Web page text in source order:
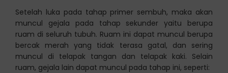
Setelah luka pada tahap primer sembuh, maka akan
muncul gejala pada tahap sekunder yaitu berupa
ruam di seluruh tubuh. Ruam ini dapat muncul berupa
bercak merah yang tidak terasa gatal, dan sering
muncul di telapak tangan dan telapak kaki. Selain
ruam, gejala lain dapat muncul pada tahap ini, seperti: